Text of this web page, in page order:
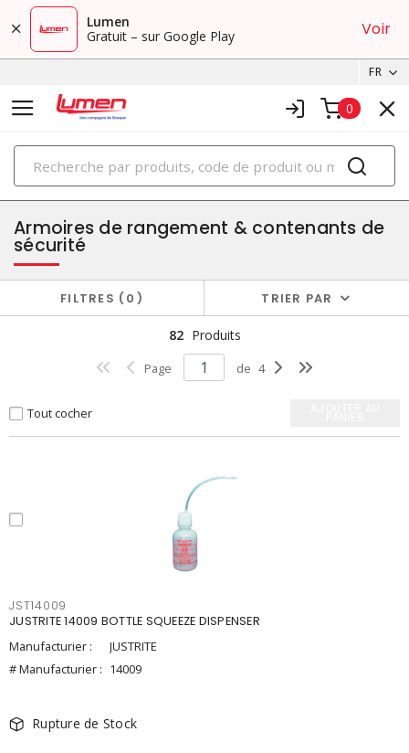
Lumen
Gratuit – sur Google Play
Voir
FR
0
PRODUITS
produits de santé et sécurité
Armoires de rangement & contenants de
sécurité
FILTRES 0 TRIER PAR
82 Produits
Page de 4
Tout cocher
JST14009
JUSTRITE 14009 BOTTLE SQUEEZE DISPENSER
Manufacturier :
JUSTRITE
# Manufacturier : 14009
Rupture de Stock